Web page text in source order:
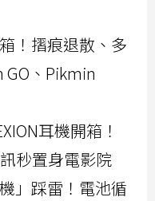
！摺痕退散、多
GO、Pikmin
耳機開箱！
秒置身電影院
」踩雷！電池循